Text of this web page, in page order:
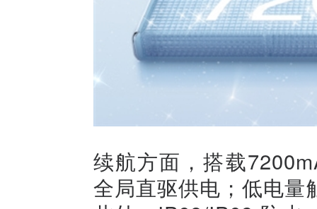
续航方面，搭载
全局直驱供电；低电量